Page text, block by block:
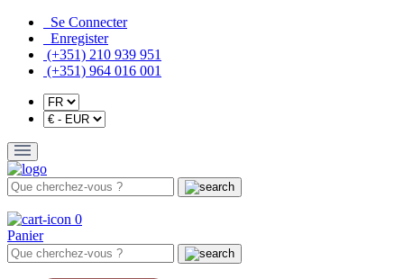
Se Connecter
Enregister
(+351) 210 939 951
(+351) 964 016 001
0
Panier